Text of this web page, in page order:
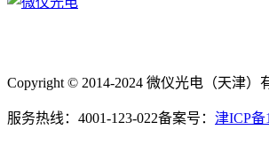
Copyright © 2014-2024 微仪光电（天津）
服务热线：4001-123-022备案号： 津ICP备